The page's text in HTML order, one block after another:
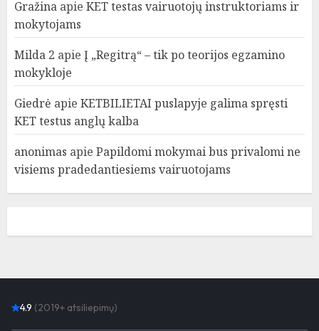
Gražina apie KET testas vairuotojų instruktoriams ir
mokytojams
Milda 2 apie Į „Regitrą“ – tik po teorijos egzamino
mokykloje
Giedrė apie KETBILIETAI puslapyje galima spręsti
KET testus anglų kalba
anonimas apie Papildomi mokymai bus privalomi ne
visiems pradedantiesiems vairuotojams
4.9 (2019+ atsiliepimų)